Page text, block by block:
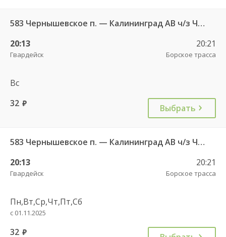
583 Чернышевское п. — Калининград АВ ч/з Черняховск АС
20:13
Гвардейск
20:21
Борское трасса
Вс
32 руб. Выбрать
583 Чернышевское п. — Калининград АВ ч/з Черняховск АС
20:13
Гвардейск
20:21
Борское трасса
Пн,Вт,Ср,Чт,Пт,Сб
с 01.11.2025
32 руб.